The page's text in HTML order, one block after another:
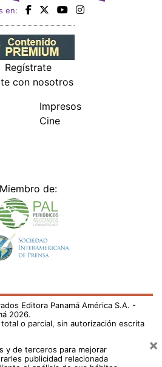
en:
Regístrate
con nosotros
Impresos
Cine
Miembro de:
Editora Panamá América S.A. -
2026.
o parcial, sin autorización escrita
y de terceros para mejorar
publicidad relacionada
×